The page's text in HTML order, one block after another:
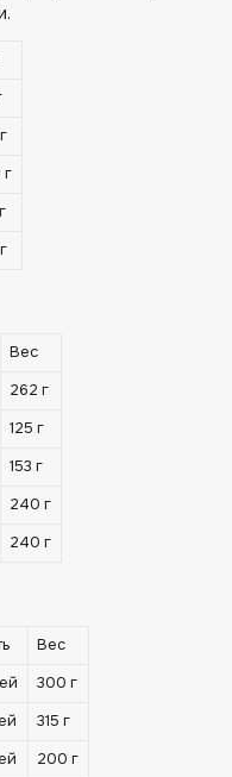
г
Вес
262 г
125 г
153 г
240 г
240 г
Вес
300 г
315 г
200 г